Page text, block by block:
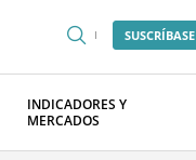
SUSCRÍBASE
INDICADORES Y
MERCADOS